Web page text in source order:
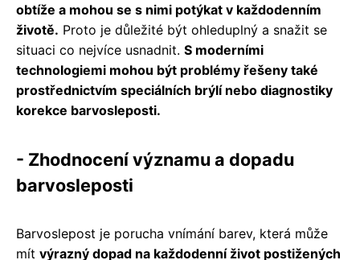
obtíže a mohou se s nimi potýkat v každodenním
životě. Proto je důležité být ohleduplný a snažit se
situaci co nejvíce usnadnit. S moderními
technologiemi mohou být problémy řešeny také
prostřednictvím speciálních brýlí nebo diagnostiky
korekce barvosleposti.
- Zhodnocení významu a dopadu
barvosleposti
Barvoslepost je porucha vnímání barev, která může
mít výrazný dopad na každodenní život postižených